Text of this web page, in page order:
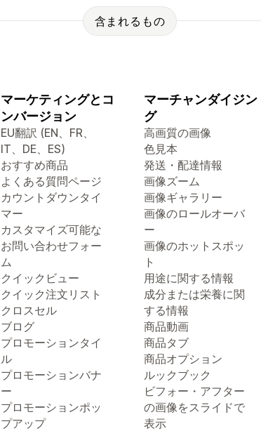
含まれるもの
マーケティングとコ
ンバージョン
EU翻訳 (EN、FR、
IT、DE、ES)
おすすめ商品
よくある質問ページ
カウントダウンタイ
マー
カスタマイズ可能な
お問い合わせフォー
ム
クイックビュー
クイック注文リスト
クロスセル
ブログ
プロモーションタイ
ル
プロモーションバナ
ー
プロモーションポッ
プアップ
マーチャンダイジン
グ
高画質の画像
色見本
発送・配達情報
画像ズーム
画像ギャラリー
画像のロールオーバ
ー
画像のホットスポッ
ト
用途に関する情報
成分または栄養に関
する情報
商品動画
商品タブ
商品オプション
ルックブック
ビフォー・アフター
の画像をスライドで
表示